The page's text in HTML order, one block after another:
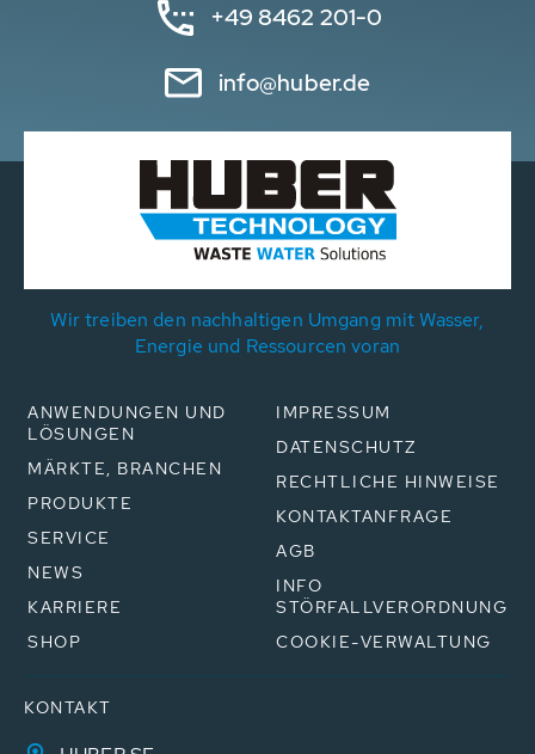
+49 8462 201-0
info@huber.de
Wir treiben den nachhaltigen Umgang mit Wasser,
Energie und Ressourcen voran
ANWENDUNGEN UND
LÖSUNGEN
MÄRKTE, BRANCHEN
PRODUKTE
SERVICE
NEWS
KARRIERE
SHOP
IMPRESSUM
DATENSCHUTZ
RECHTLICHE HINWEISE
KONTAKTANFRAGE
AGB
INFO
STÖRFALLVERORDNUNG
COOKIE-VERWALTUNG
KONTAKT